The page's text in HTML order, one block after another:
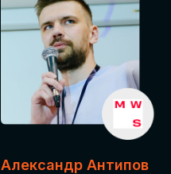
Александр Антипов